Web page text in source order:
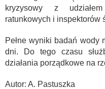
kryzysowy z
ratunkowych i inspektorów
Pełne wyniki badań wody
dni. Do tego czasu
działania porządkowe na
Autor: A. Pastuszka